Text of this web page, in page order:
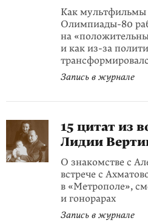
Как мультфильмы
Олимпиады-80
на
и как из-за
Запись в журнале
15 цитат из
Лидии
О знакомстве с
встрече с
в «Метрополе»,
и гонорарах
Запись в журнале